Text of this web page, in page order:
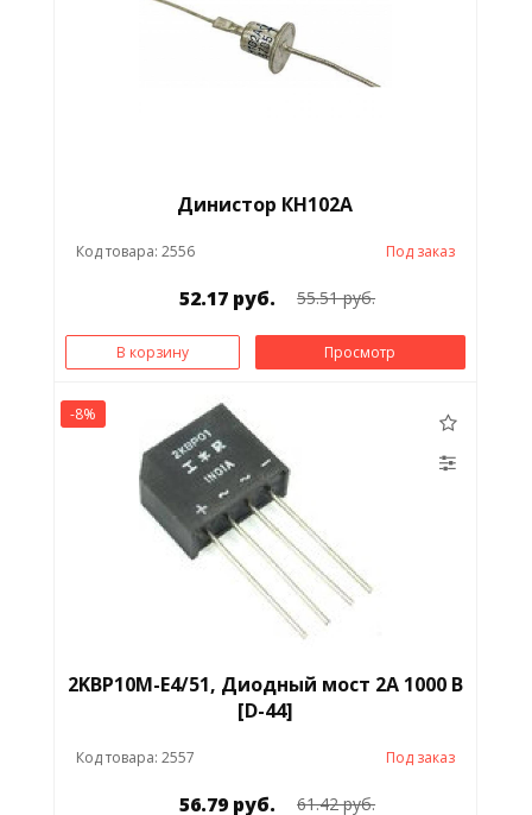
Динистор КН102А
Код товара: 2556 Под заказ
52.17 руб. 55.51 руб.
В корзину Просмотр
-8%
2KBP10M-E4/51, Диодный мост 2А 1000 В
[D-44]
Код товара: 2557 Под заказ
56.79 руб. 61.42 руб.